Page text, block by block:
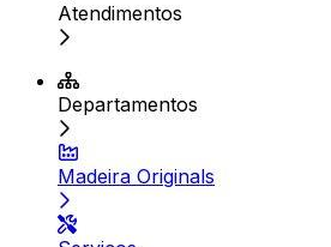
Atendimentos
Departamentos
Madeira Originals